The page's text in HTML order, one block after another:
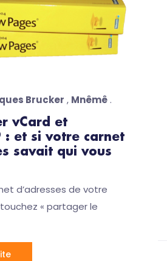
Brucker , Mnêmê .
vCard et
: et si votre carnet
savait qui vous
d’adresses de votre
« partager le